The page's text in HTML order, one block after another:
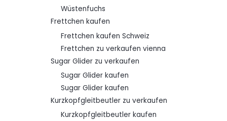
Wüstenfuchs
Frettchen kaufen
Frettchen kaufen Schweiz
Frettchen zu verkaufen vienna
Sugar Glider zu verkaufen
Sugar Glider kaufen
Sugar Glider kaufen
Kurzkopfgleitbeutler zu verkaufen
Kurzkopfgleitbeutler kaufen